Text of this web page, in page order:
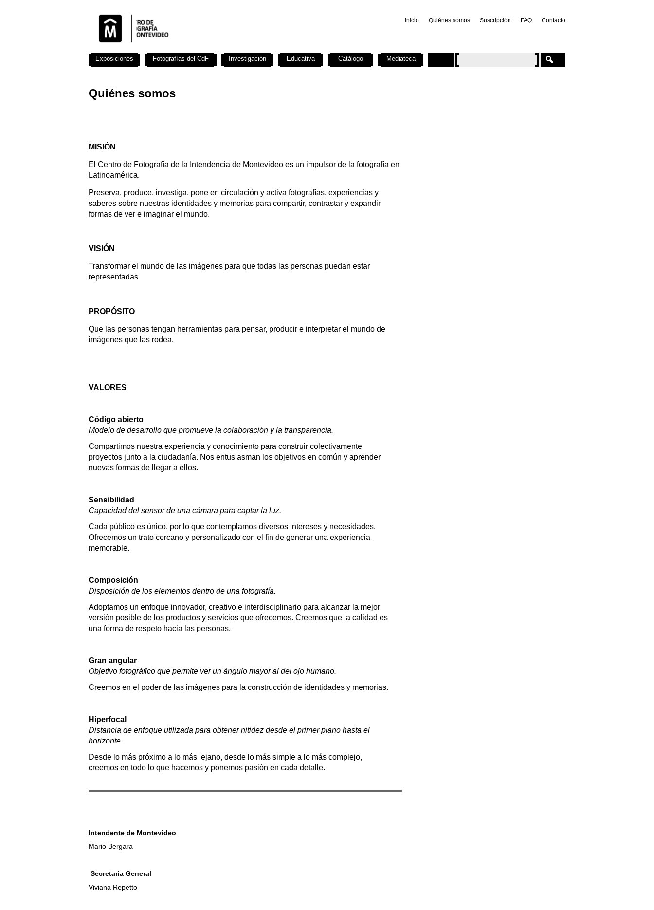
Inicio Quiénes somos Suscripción FAQ Contacto
Quiénes somos
MISIÓN
El Centro de Fotografía de la Intendencia de Montevideo es un impulsor de la fotografía en
Latinoamérica.
Preserva, produce, investiga, pone en circulación y activa fotografías, experiencias y
saberes sobre nuestras identidades y memorias para compartir, contrastar y expandir
formas de ver e imaginar el mundo.
VISIÓN
Transformar el mundo de las imágenes para que todas las personas puedan estar
representadas.
PROPÓSITO
Que las personas tengan herramientas para pensar, producir e interpretar el mundo de
imágenes que las rodea.
VALORES
Código abierto
Modelo de desarrollo que promueve la colaboración y la transparencia.
Compartimos nuestra experiencia y conocimiento para construir colectivamente
proyectos junto a la ciudadanía. Nos entusiasman los objetivos en común y aprender
nuevas formas de llegar a ellos.
Sensibilidad
Capacidad del sensor de una cámara para captar la luz.
Cada público es único, por lo que contemplamos diversos intereses y necesidades.
Ofrecemos un trato cercano y personalizado con el fin de generar una experiencia
memorable.
Composición
Disposición de los elementos dentro de una fotografía.
Adoptamos un enfoque innovador, creativo e interdisciplinario para alcanzar la mejor
versión posible de los productos y servicios que ofrecemos. Creemos que la calidad es
una forma de respeto hacia las personas.
Gran angular
Objetivo fotográfico que permite ver un ángulo mayor al del ojo humano.
Creemos en el poder de las imágenes para la construcción de identidades y memorias.
Hiperfocal
Distancia de enfoque utilizada para obtener nitidez desde el primer plano hasta el
horizonte.
Desde lo más próximo a lo más lejano, desde lo más simple a lo más complejo,
creemos en todo lo que hacemos y ponemos pasión en cada detalle.
Intendente de Montevideo
Mario Bergara
Secretaria General
Viviana Repetto
Exposiciones Fotografías del CdF Investigación Educativa Catálogo Mediateca